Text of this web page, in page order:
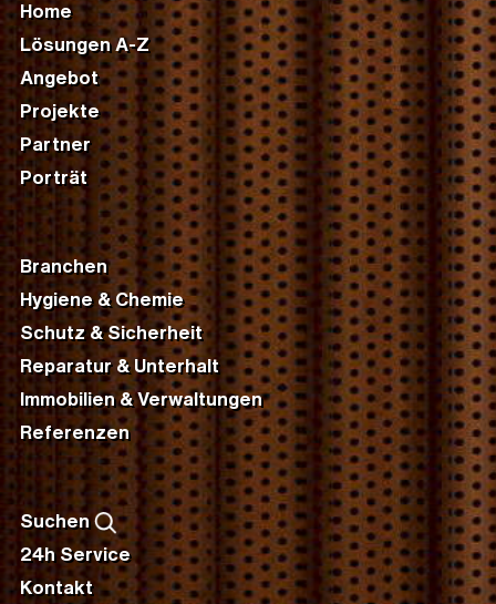
Home
Lösungen A-Z
Angebot
Projekte
Partner
Porträt
Branchen
Hygiene & Chemie
Schutz & Sicherheit
Reparatur & Unterhalt
Immobilien & Verwaltungen
Referenzen
Suchen
24h Service
Kontakt